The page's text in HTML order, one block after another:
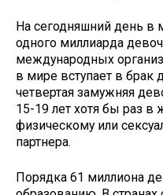
На сегодняшний день
одного миллиарда
международных
в мире вступает в брак
четвертая замужняя
15-19 лет хотя бы раз в
физическому или
партнера.
Порядка 61 миллиона